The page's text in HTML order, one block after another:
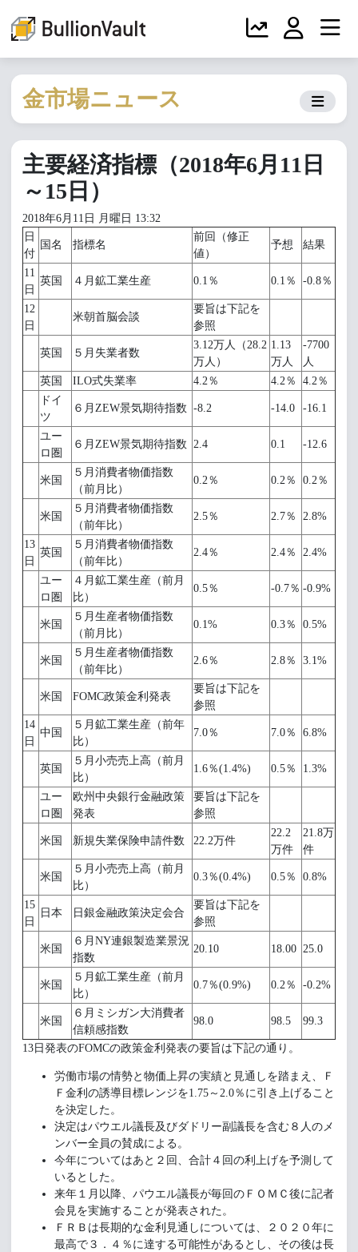
金市場ニュース
主要経済指標（2018年6月11日
～15日）
2018年6月11日 月曜日 13:32
日
付
国名 指標名
前回（修正
値）
予想 結果
11
日
英国 ４月鉱工業生産 0.1％ 0.1％ -0.8％
12
日
米朝首脳会談
要旨は下記を
参照
英国 ５月失業者数
3.12万人（28.2
万人）
1.13
万人
-7700
人
英国
ILO式失業率 4.2％ 4.2％
4.2％
ドイ
ツ
６月ZEW景気期待指数 -8.2 -14.0 -16.1
ユー
ロ圏
６月ZEW景気期待指数 2.4 0.1 -12.6
米国
５月消費者物価指数
（前月比）
0.2％ 0.2％ 0.2％
米国
５月消費者物価指数
（前年比）
2.5％ 2.7％ 2.8%
13
日
英国
５月消費者物価指数
（前年比）
2.4％ 2.4％ 2.4%
ユー
ロ圏
４月鉱工業生産（前月
比）
0.5％ -0.7％ -0.9%
米国
５月生産者物価指数
（前月比）
0.1% 0.3％ 0.5%
米国
５月生産者物価指数
（前年比）
2.6％ 2.8％ 3.1%
米国 FOMC政策金利発表
要旨は下記を
参照
14
日
中国
５月鉱工業生産（前年
比）
7.0％ 7.0％ 6.8%
英国
５月小売売上高（前月
比）
1.6％(1.4%) 0.5％ 1.3%
ユー
ロ圏
欧州中央銀行金融政策
発表
要旨は下記を
参照
米国 新規失業保険申請件数 22.2万件
22.2
万件
21.8万
件
米国
５月小売売上高（前月
比）
0.3％(0.4%) 0.5％ 0.8%
15
日
日本 日銀金融政策決定会合
要旨は下記を
参照
米国
６月NY連銀製造業景況
指数
20.10 18.00 25.0
米国
５月鉱工業生産（前月
比）
0.7％(0.9%) 0.2％ -0.2%
米国
６月ミシガン大消費者
信頼感指数
98.0 98.5 99.3
13日発表のFOMCの政策金利発表の要旨は下記の通り。
労働市場の情勢と物価上昇の実績と見通しを踏まえ、Ｆ
Ｆ金利の誘導目標レンジを1.75～2.0％に引き上げること
を決定した。
決定はパウエル議長及びダドリー副議長を含む８人のメ
ンバー全員の賛成による。
今年についてはあと２回、合計４回の利上げを予測して
いるとした。
来年１月以降、パウエル議長が毎回のＦＯＭＣ後に記者
会見を実施することが発表された。
ＦＲＢは長期的な金利見通しについては、２０２０年に
最高で３．４％に達する可能性があるとし、その後は長